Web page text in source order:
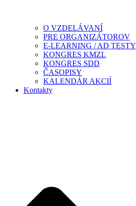
O VZDELÁVANÍ
PRE ORGANIZÁTOROV
E-LEARNING / AD TESTY
KONGRES KMZL
KONGRES SDD
ČASOPISY
KALENDÁR AKCIÍ
Kontakty